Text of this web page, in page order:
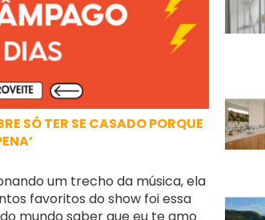
SÓ TER SE CASADO PORQUE
um trecho da música, ela
favoritos do show foi essa
mundo saber que eu te amo